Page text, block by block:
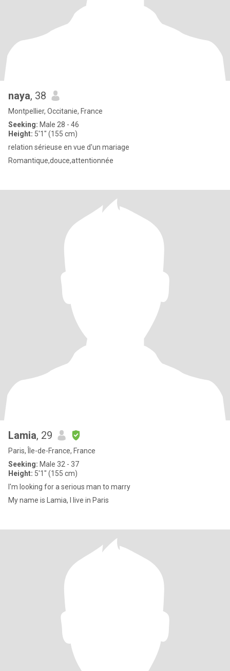
naya, 38
Montpellier, Occitanie, France
Seeking: Male 28 - 46
Height: 5'1" (155 cm)
relation sérieuse en vue d'un mariage
Romantique,douce,attentionnée
Lamia, 29
Paris, Île-de-France, France
Seeking: Male 32 - 37
Height: 5'1" (155 cm)
I'm looking for a serious man to marry
My name is Lamia, I live in Paris